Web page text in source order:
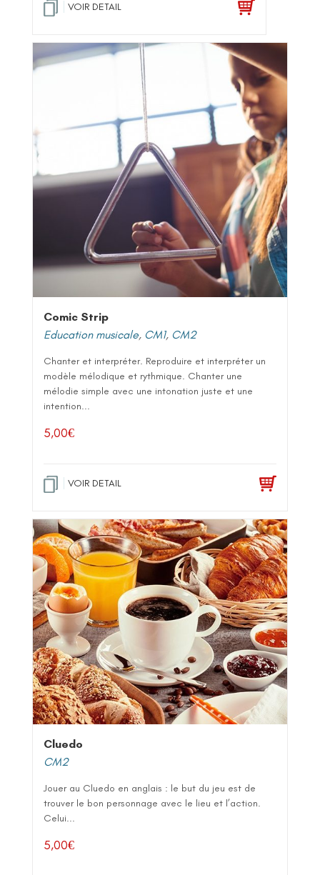
VOIR DETAIL
Comic Strip
Education musicale, CM1, CM2
Chanter et interpréter. Reproduire et interpréter un
modèle mélodique et rythmique. Chanter une
mélodie simple avec une intonation juste et une
intention...
5,00€
VOIR DETAIL
Cluedo
CM2
Jouer au Cluedo en anglais : le but du jeu est de
trouver le bon personnage avec le lieu et l’action.
Celui...
5,00€